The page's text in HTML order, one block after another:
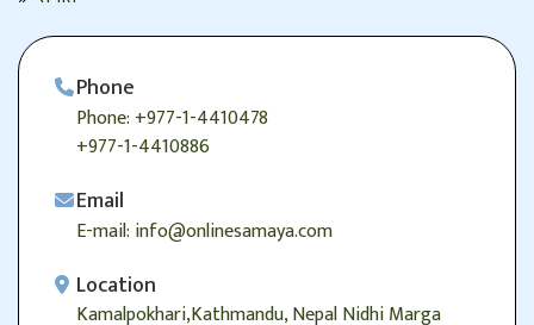
Phone
Phone: +977-1-4410478
+977-1-4410886
Email
E-mail: info@onlinesamaya.com
Location
Kamalpokhari,Kathmandu, Nepal Nidhi Marga